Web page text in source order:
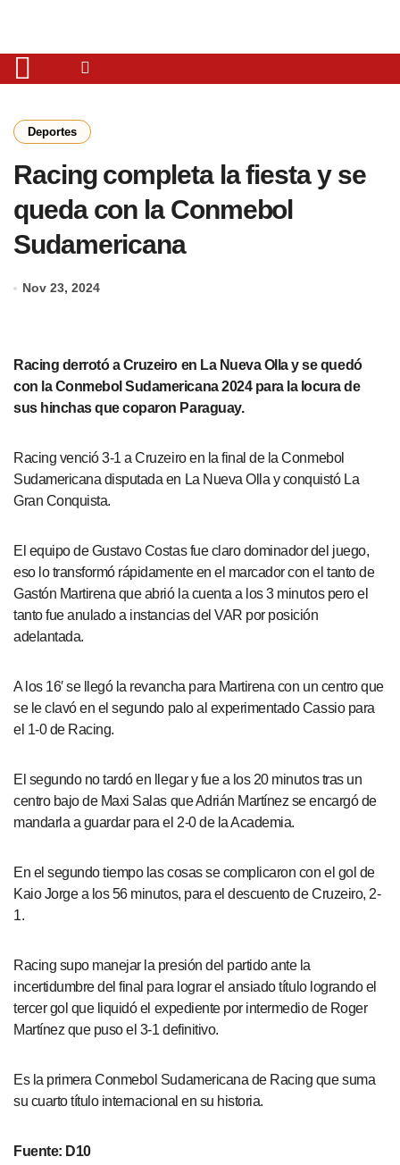
Deportes
Racing completa la fiesta y se
queda con la Conmebol
Sudamericana
Nov 23, 2024
Racing derrotó a Cruzeiro en La Nueva Olla y se quedó
con la Conmebol Sudamericana 2024 para la locura de
sus hinchas que coparon Paraguay.
Racing venció 3-1 a Cruzeiro en la final de la Conmebol
Sudamericana disputada en La Nueva Olla y conquistó La
Gran Conquista.
El equipo de Gustavo Costas fue claro dominador del juego,
eso lo transformó rápidamente en el marcador con el tanto de
Gastón Martirena que abrió la cuenta a los 3 minutos pero el
tanto fue anulado a instancias del VAR por posición
adelantada.
A los 16′ se llegó la revancha para Martirena con un centro que
se le clavó en el segundo palo al experimentado Cassio para
el 1-0 de Racing.
El segundo no tardó en llegar y fue a los 20 minutos tras un
centro bajo de Maxi Salas que Adrián Martínez se encargó de
mandarla a guardar para el 2-0 de la Academia.
En el segundo tiempo las cosas se complicaron con el gol de
Kaio Jorge a los 56 minutos, para el descuento de Cruzeiro, 2-
1.
Racing supo manejar la presión del partido ante la
incertidumbre del final para lograr el ansiado título logrando el
tercer gol que liquidó el expediente por intermedio de Roger
Martínez que puso el 3-1 definitivo.
Es la primera Conmebol Sudamericana de Racing que suma
su cuarto título internacional en su historia.
Fuente: D10